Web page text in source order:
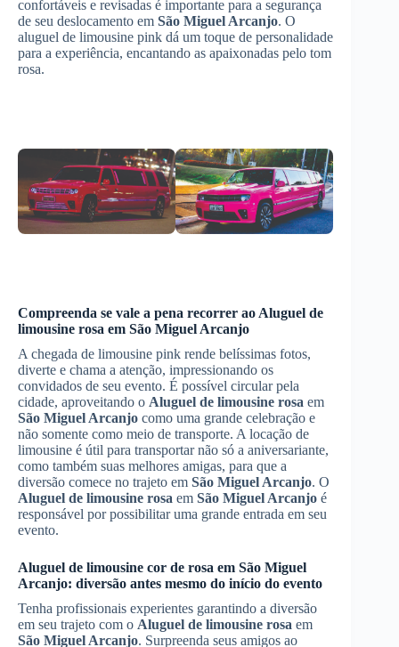
confortáveis e revisadas é importante para a segurança
de seu deslocamento em São Miguel Arcanjo. O
aluguel de limousine pink dá um toque de personalidade
para a experiência, encantando as apaixonadas pelo tom
rosa.
Compreenda se vale a pena recorrer ao Aluguel de
limousine rosa em São Miguel Arcanjo
A chegada de limousine pink rende belíssimas fotos,
diverte e chama a atenção, impressionando os
convidados de seu evento. É possível circular pela
cidade, aproveitando o Aluguel de limousine rosa em
São Miguel Arcanjo como uma grande celebração e
não somente como meio de transporte. A locação de
limousine é útil para transportar não só a aniversariante,
como também suas melhores amigas, para que a
diversão comece no trajeto em São Miguel Arcanjo. O
Aluguel de limousine rosa em São Miguel Arcanjo é
responsável por possibilitar uma grande entrada em seu
evento.
Aluguel de limousine cor de rosa em São Miguel
Arcanjo: diversão antes mesmo do início do evento
Tenha profissionais experientes garantindo a diversão
em seu trajeto com o Aluguel de limousine rosa em
São Miguel Arcanjo. Surpreenda seus amigos ao